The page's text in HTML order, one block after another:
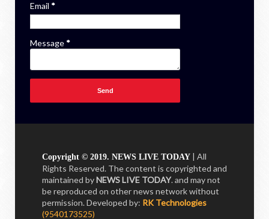
Email *
Message *
Copyright © 2019. NEWS LIVE TODAY | All
Rights Reserved. The content is copyrighted and
maintained byNEWS LIVE TODAY. and may not
be reproduced on other news network without
permission.Developed by: RK Technologies
(9540173525)